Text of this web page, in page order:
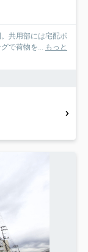
共用部には宅配ボ
で荷物を... もっと